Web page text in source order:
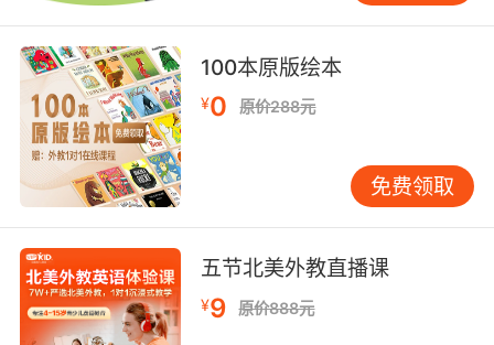
10. My valet ticket it it was right here on the
table.
我的停车票 刚才还在桌子上
100本原版绘本
¥0 原价288元
免费领取
五节北美外教直播课
¥9 原价888元